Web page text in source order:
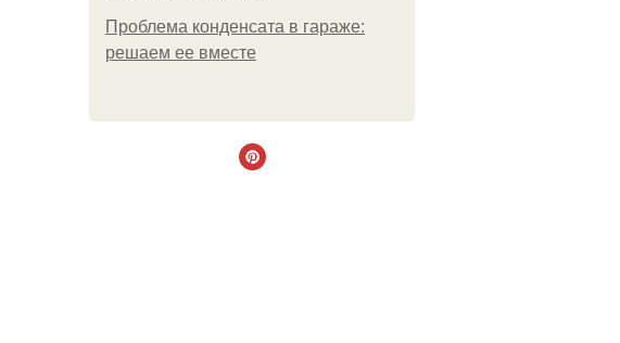
Проблема конденсата в гараже:
решаем ее вместе